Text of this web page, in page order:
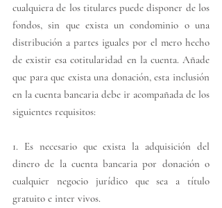
cualquiera de los titulares puede disponer de los
fondos, sin que exista un condominio o una
distribución a partes iguales por el mero hecho
de existir esa cotitularidad en la cuenta. Añade
que para que exista una donación, esta inclusión
en la cuenta bancaria debe ir acompañada de los
siguientes requisitos:
1. Es necesario que exista la adquisición del
dinero de la cuenta bancaria por donación o
cualquier negocio jurídico que sea a título
gratuito e inter vivos.